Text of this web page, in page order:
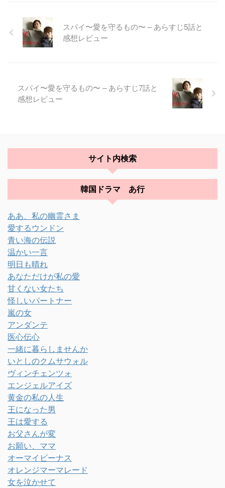
スパイ〜愛を守るもの〜 – あらすじ5話と
感想レビュー
スパイ〜愛を守るもの〜 – あらすじ7話と
感想レビュー
サイト内検索
韓国ドラマ あ行
ああ、私の幽霊さま
愛するウンドン
青い海の伝説
温かい一言
明日も晴れ
あなただけが私の愛
甘くない女たち
怪しいパートナー
嵐の女
アンダンテ
医心伝心
一緒に暮らしませんか
いとしのクムサウォル
ヴィンチェンツォ
エンジェルアイズ
黄金の私の人生
王になった男
王は愛する
お父さんが変
お願い、ママ
オーマイビーナス
オレンジマーマレード
女を泣かせて